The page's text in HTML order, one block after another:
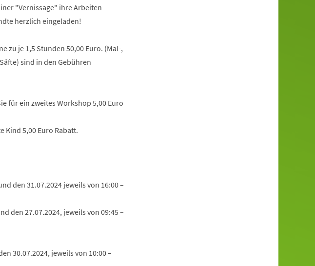
"Vernissage" ihre Arbeiten
herzlich eingeladen!
zu je 1,5 Stunden 50,00 Euro. (Mal-,
sind in den Gebühren
für ein zweites Workshop 5,00 Euro
Kind 5,00 Euro Rabatt.
den 31.07.2024 jeweils von 16:00 –
den 27.07.2024, jeweils von 09:45 –
30.07.2024, jeweils von 10:00 –